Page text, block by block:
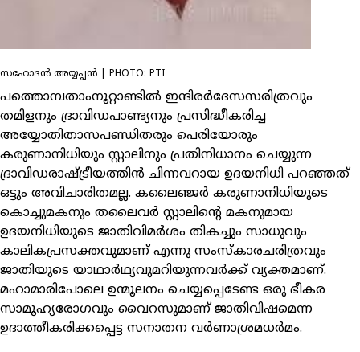
സഹോദൻ അയ്യപ്പന്‍ | PHOTO: PTI
പത്തൊമ്പതാംനൂറ്റാണ്ടില്‍ ഇന്ദിരര്‍ദേസസരിത്രവും
തമിളനും ദ്രാവിഡപാണ്ട്യനും പ്രസിദ്ധീകരിച്ച
അയ്യോതിതാസപണ്ഡിതരും പെരിയോരും
കരുണാനിധിയും സ്റ്റാലിനും പ്രതിനിധാനം ചെയ്യുന്ന
ദ്രാവിഡരാഷ്ട്രീയത്തിന്‍ ചിന്നവറായ ഉദയനിധി പറഞ്ഞത്
ഒട്ടും അവിചാരിതമല്ല. കലൈഞ്ജര്‍ കരുണാനിധിയുടെ
കൊച്ചുമകനും തലൈവര്‍ സ്റ്റാലിന്റെ മകനുമായ
ഉദയനിധിയുടെ ജാതിവിമര്‍ശം തികച്ചും സാധുവും
കാലികപ്രസക്തവുമാണ് എന്നു സംസ്‌കാരചരിത്രവും
ജാതിയുടെ യാഥാര്‍ഥ്യവുമറിയുന്നവര്‍ക്ക് വ്യക്തമാണ്.
മഹാമാരിപോലെ ഉന്മൂലനം ചെയ്യപ്പെടേണ്ട ഒരു ഭീകര
സാമൂഹ്യരോഗവും വൈറസുമാണ് ജാതിവിഷമെന്ന
ഉദാത്തീകരിക്കപ്പെട്ട സനാതന വര്‍ണാശ്രമധര്‍മം.